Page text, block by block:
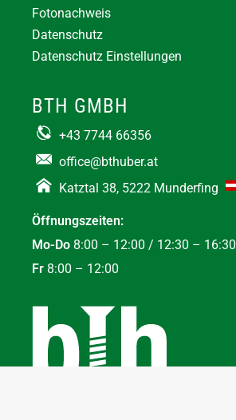
Fotonachweis
Datenschutz
Datenschutz Einstellungen
BTH GMBH
+43 7744 66356
office@bthuber.at​
Katztal 38, 5222 Munderfing
Öffnungszeiten:
Mo-Do 8:00 – 12:00 / 12:30 – 16:30
Fr 8:00 – 12:00